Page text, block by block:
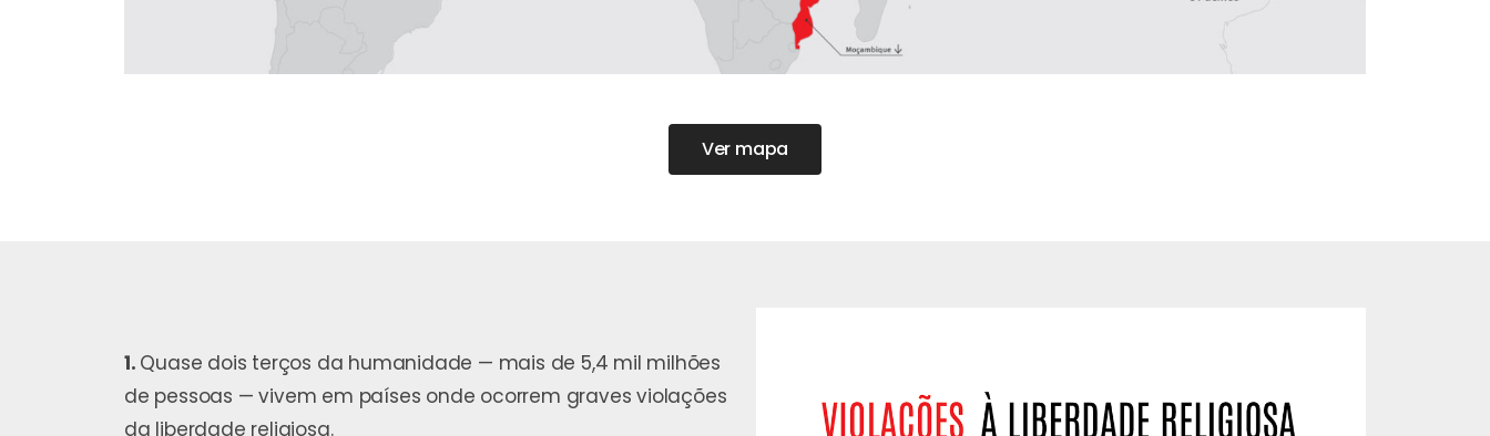
Ver mapa
1. Quase dois terços da humanidade — mais de 5,4 mil milhões
de pessoas — vivem em países onde ocorrem graves violações
da liberdade religiosa.